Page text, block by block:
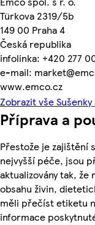
Türkova 2319/5b
149 00 Praha 4
Česká republika
infolinka: +420 277
e-mail:
www.emco.cz
Zobrazit vše
Příprava a
Přestože je zajištění
nejvyšší péče, jsou
aktualizovány tak,
obsahu živin,
měli přečíst etiketu
informace